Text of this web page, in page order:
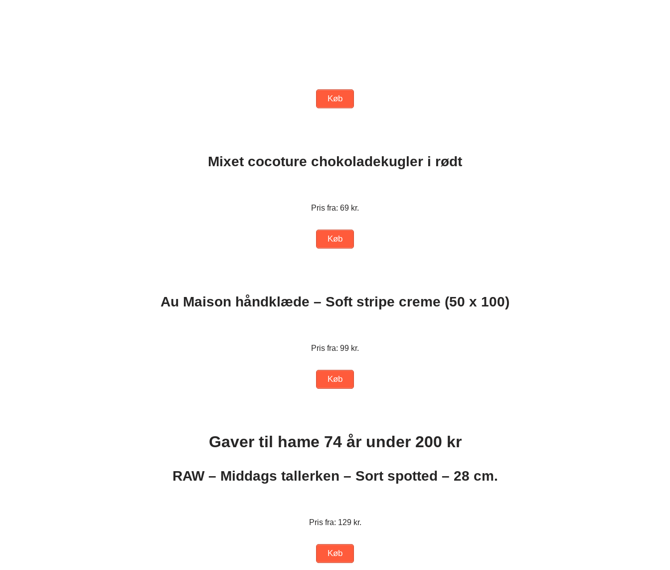
Køb
Mixet cocoture chokoladekugler i rødt
Pris fra: 69 kr.
Køb
Au Maison håndklæde – Soft stripe creme (50 x 100)
Pris fra: 99 kr.
Køb
Gaver til hame 74 år under 200 kr
RAW – Middags tallerken – Sort spotted – 28 cm.
Pris fra: 129 kr.
Køb